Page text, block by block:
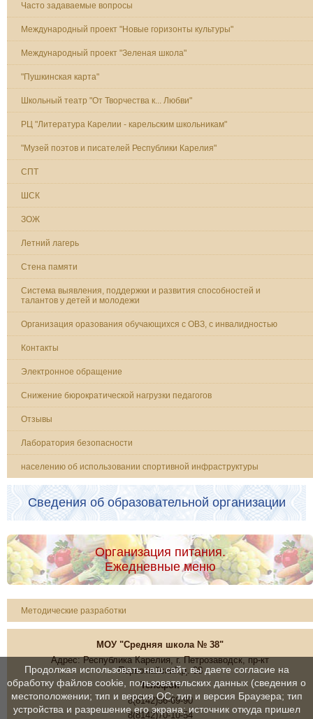
Часто задаваемые вопросы
Международный проект "Новые горизонты культуры"
Международный проект "Зеленая школа"
"Пушкинская карта"
Школьный театр "От Творчества к... Любви"
РЦ "Литература Карелии - карельским школьникам"
"Музей поэтов и писателей Республики Карелия"
СПТ
ШСК
ЗОЖ
Летний лагерь
Стена памяти
Система выявления, поддержки и развития способностей и
талантов у детей и молодежи
Организация оразования обучающихся с ОВЗ, с инвалидностью
Контакты
Электронное обращение
Снижение бюрократической нагрузки педагогов
Отзывы
Лаборатория безопасности
населению об использовании спортивной инфраструктуры
Сведения об образовательной организации
Организация питания.
Ежедневные меню
Методические разработки
МОУ "Средняя школа № 38"
Адрес: Республика Карелия, г. Петрозаводск, пр-кт
Первомайский,д. 38
Телефон
8(8142)56-69-90
8(8142)70-10-54
Продолжая использовать наш сайт, вы даете согласие на
обработку файлов cookie, пользовательских данных (сведения о
местоположении; тип и версия ОС; тип и версия Браузера; тип
устройства и разрешение его экрана; источник откуда пришел